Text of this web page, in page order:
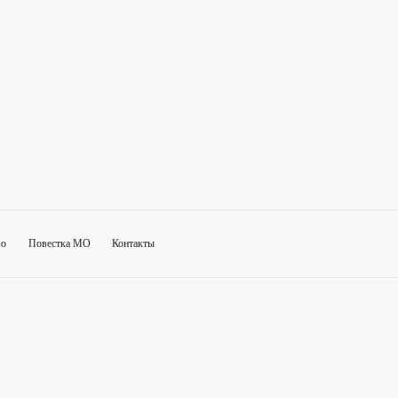
Повестка МО Контакты